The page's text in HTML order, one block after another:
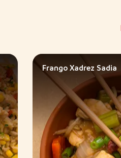
Frango Xadrez Sadia